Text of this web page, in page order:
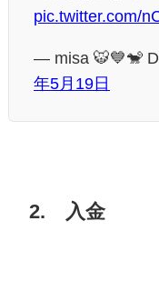
pic.twitter.com/
— misa 🐯💙🐒
年5月19日
2. 入金